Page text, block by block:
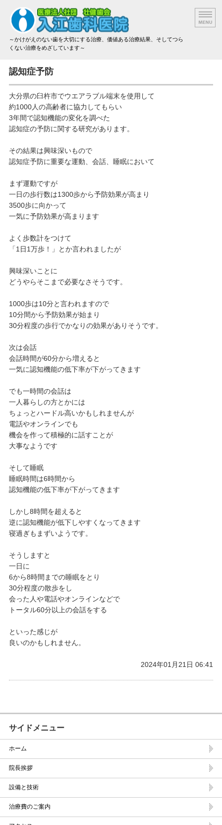
～かけがえのない歯を大切にする治療、価値ある治療結果、そしてつら
くない治療をめざしています～
院長挨拶
設備と技術
治療方法と材料
アクセス
治療費のご案内
認知症予防
大分県の臼杵市でウエアラブル端末を使用して
約1000人の高齢者に協力してもらい
3年間で認知機能の変化を調べた
認知症の予防に関する研究があります。
その結果は興味深いもので
認知症予防に重要な運動、会話、睡眠において
まず運動ですが
一日の歩行数は1300歩から予防効果が高まり
3500歩に向かって
一気に予防効果が高まります
よく歩数計をつけて
「1日1万歩！」とか言われましたが
興味深いことに
どうやらそこまで必要なさそうです。
1000歩は10分と言われますので
10分間から予防効果が始まり
30分程度の歩行でかなりの効果がありそうです。
次は会話
会話時間が60分から増えると
一気に認知機能の低下率が下がってきます
でも一時間の会話は
一人暮らしの方とかには
ちょっとハードル高いかもしれませんが
電話やオンラインでも
機会を作って積極的に話すことが
大事なようです
そして睡眠
睡眠時間は6時間から
認知機能の低下率が下がってきます
しかし8時間を超えると
逆に認知機能が低下しやすくなってきます
寝過ぎもまずいようです。
そうしますと
一日に
6から8時間までの睡眠をとり
30分程度の散歩をし
会った人や電話やオンラインなどで
トータル60分以上の会話をする
といった感じが
良いのかもしれません。
2024年01月21日 06:41
サイドメニュー
ホーム
院長挨拶
設備と技術
治療費のご案内